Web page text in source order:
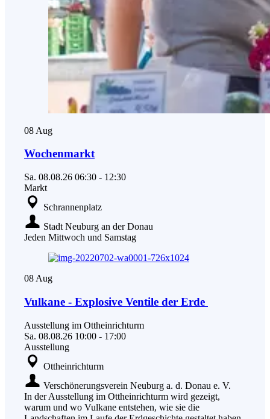
08 Aug
Wochenmarkt
Sa. 08.08.26 06:30 - 12:30
Markt
Schrannenplatz
Stadt Neuburg an der Donau
Jeden Mittwoch und Samstag
08 Aug
Vulkane - Explosive Ventile der Erde
Ausstellung im Ottheinrichturm
Sa. 08.08.26 10:00 - 17:00
Ausstellung
Ottheinrichturm
Verschönerungsverein Neuburg a. d. Donau e. V.
In der Ausstellung im Ottheinrichturm wird gezeigt,
warum und wo Vulkane entstehen, wie sie die